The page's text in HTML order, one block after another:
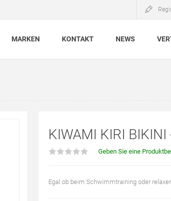
MARKEN KONTAKT NEWS
KIWAMI KIRI
Geben Sie eine
Egal ob beim Schwimmtraining oder